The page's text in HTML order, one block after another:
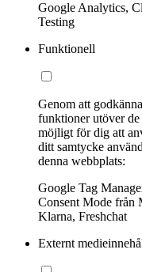
Google Analytics,
Testing
Funktionell
Genom att
funktioner utöver
möjligt för dig att
ditt samtycke
denna webbplats:
Google Tag
Consent Mode från
Klarna, Freshchat
Externt